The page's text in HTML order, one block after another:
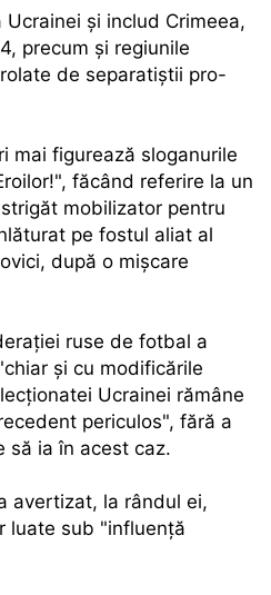
şi includ Crimeea,
precum şi regiunile
de separatiştii pro-
mai figurează sloganurile
făcând referire la un
mobilizator pentru
pe fostul aliat al
după o mişcare
ruse de fotbal a
şi cu modificările
Ucrainei rămâne
periculos", fără a
să ia în acest caz.
avertizat, la rândul ei,
luate sub "influenţă